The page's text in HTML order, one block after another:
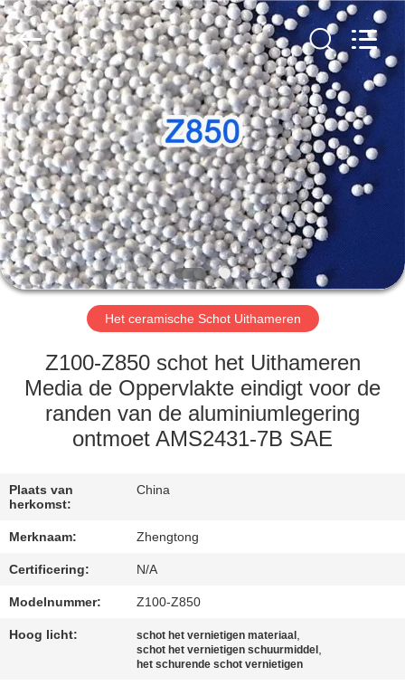
HUIS
PRODUCTEN
VIDEO'S
ONGEVEER
ONS
FABRIEKSREIS
KWALITEITSCONTROLE
ONS
VERZOEK
OM EEN
Zhengzhou
Zhengtong
Abrasive
Import&Export
Co.,Ltd.
All
Rights
Reserved.
Het ceramische Schot Uithameren
Z100-Z850 schot het Uithameren
Media de Oppervlakte eindigt voor de
randen van de aluminiumlegering
ontmoet AMS2431-7B SAE
Plaats van
herkomst:
China
Merknaam: Zhengtong
Certificering: N/A
Modelnummer: Z100-Z850
Hoog licht: schot het vernietigen materiaal ,
schot het vernietigen schuurmiddel ,
het schurende schot vernietigen